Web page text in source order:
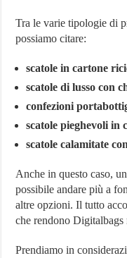
Tra le varie tipologie di
possiamo citare:
scatole in cartone
scatole di lusso con
confezioni
scatole pieghevoli in
scatole calamitate
Anche in questo caso,
possibile andare più a
altre opzioni. Il tutto
che rendono Digitalbags
Prendiamo in